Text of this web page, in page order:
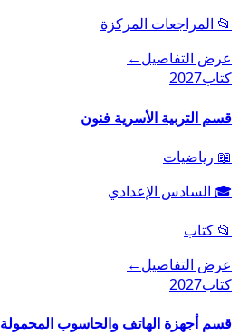
📂 المراجعات المركزة
عرض التفاصيل←
كتاب2027
قسم التربية الأسرية فنون
📖 رياضيات
🎓 السادس الإعدادي
📂 كتاب
عرض التفاصيل←
كتاب2027
قسم أجهزة الهاتف والحاسوب المحمولة